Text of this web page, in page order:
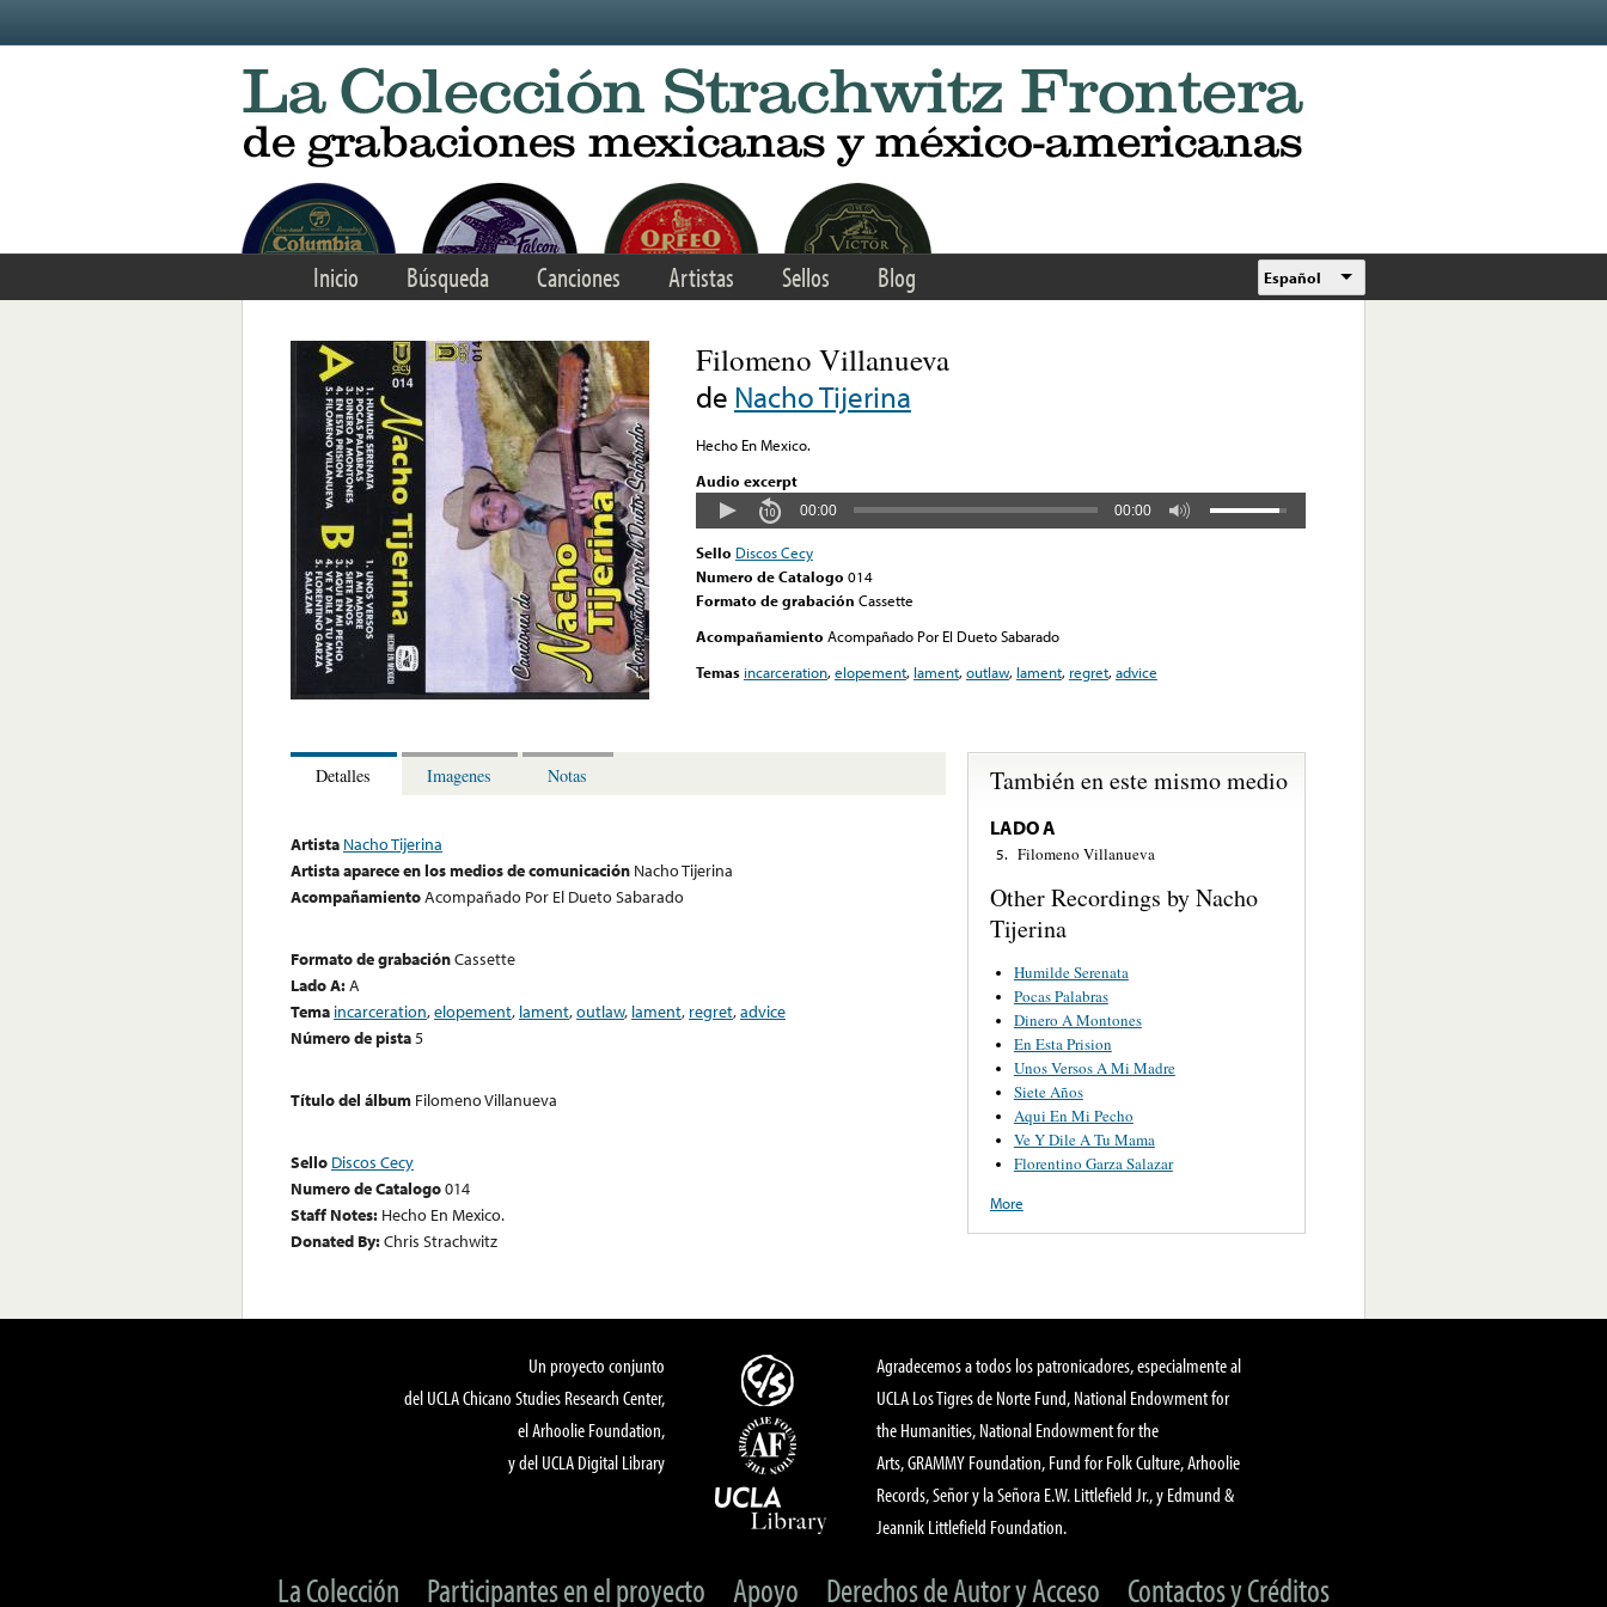
Inicio Búsqueda Canciones Artistas Sellos Blog Español
Filomeno Villanueva
de Nacho Tijerina
Hecho En Mexico.
Audio excerpt
00:00 00:00
Sello Discos Cecy
Numero de Catalogo 014
Formato de grabación Cassette
Acompañamiento Acompañado Por El Dueto Sabarado
Temas incarceration,elopement, lament,outlaw, lament, regret,advice
Detalles Imagenes Notas
Artista Nacho Tijerina
Artista aparece en los medios de comunicación Nacho Tijerina
AcompañamientoAcompañado Por El Dueto Sabarado
Formato de grabaciónCassette
Lado A:A
Tema incarceration,elopement, lament,outlaw, lament, regret,advice
Número de pista5
Título del álbum Filomeno Villanueva
Sello Discos Cecy
Numero de Catalogo014
Staff Notes: Hecho En Mexico.
Donated By:Chris Strachwitz
También en este mismo medio
LADO A
5. Filomeno Villanueva
Other Recordings by Nacho
Tijerina
Humilde Serenata
Pocas Palabras
Dinero A Montones
En Esta Prision
Unos Versos A Mi Madre
Siete Años
Aqui En Mi Pecho
Ve Y Dile A Tu Mama
Florentino Garza Salazar
More
Un proyecto conjunto
del UCLA Chicano Studies Research Center,
el Arhoolie Foundation,
y del UCLA Digital Library
Agradecemos a todos los patronicadores, especialmente al
UCLA Los Tigres de Norte Fund, National Endowment for
the Humanities, National Endowment for the
Arts, GRAMMY Foundation, Fund for Folk Culture, Arhoolie
Records, Señor y la Señora E.W. Littlefield Jr., y Edmund &
Jeannik Littlefield Foundation.
La Colección Participantes en el proyecto Apoyo Derechos de Autor y Acceso Contactos y Créditos